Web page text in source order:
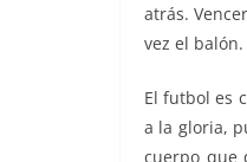
atrás.
vez el balón.
El futbol es
a la gloria,
cuerpo que